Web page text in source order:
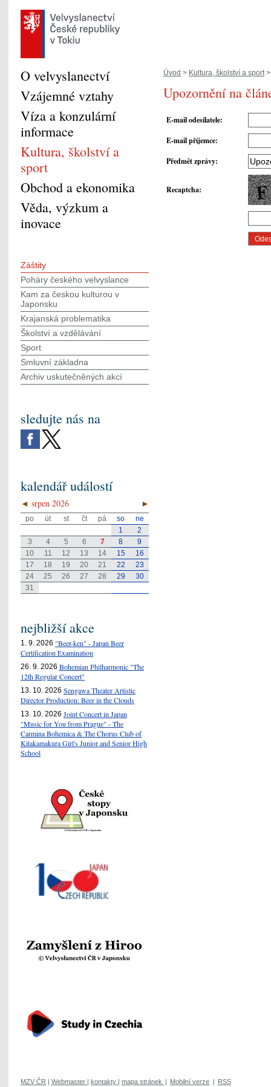
Úvod > Kultura, školství a sport
Upozornění na
E-mail odesílatele:
E-mail příjemce:
Předmět zprávy:
Recaptcha:
O velvyslanectví
Vzájemné vztahy
Víza a konzulární
informace
Kultura, školství a
sport
Obchod a ekonomika
Věda, výzkum a
inovace
Záštity
Poháry českého velvyslance
Kam za českou kulturou v
Japonsku
Krajanská problematika
Školství a vzdělávání
Sport
Smluvní základna
Archiv uskutečněných akcí
sledujte nás na
kalendář událostí
◄ ►
srpen 2026
po út st čt pá so
ne
1
2
3
4 5 6 7 8
9
10
11 12 13 14 15
16
17
18 19 20 21 22
23
24
25 26 27 28 29
30
31
nejbližší akce
1. 9. 2026 "Beer-ken" - Japan Beer
Certification Examination
26. 9. 2026 Bohemian Philharmonic "The
12th Regular Concert"
13. 10. 2026 Sengawa Theater Artistic
Director Production: Beer in the Clouds
13. 10. 2026 Joint Concert in Japan
"Music for You from Prague" - The
Carmina Bohemica & The Chorus Club of
Kitakamakura Girl's Junior and Senior High
School
MZV ČR | Webmaster | kontakty | mapa stránek | Mobilní verze | RSS